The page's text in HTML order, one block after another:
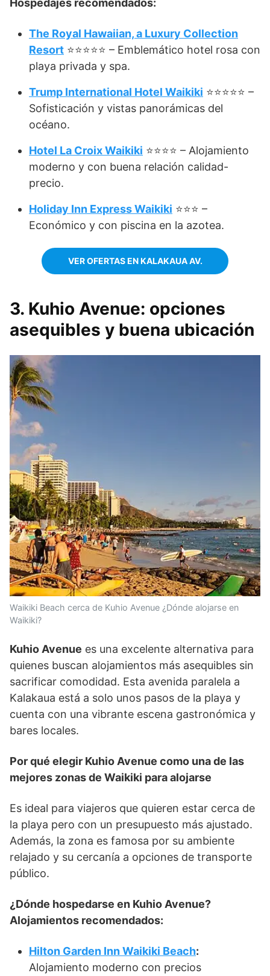
Hospedajes recomendados:
The Royal Hawaiian, a Luxury Collection
Resort ⭐⭐⭐⭐⭐ – Emblemático hotel rosa con
playa privada y spa.
Trump International Hotel Waikiki ⭐⭐⭐⭐⭐ –
Sofisticación y vistas panorámicas del
océano.
Hotel La Croix Waikiki ⭐⭐⭐⭐ – Alojamiento
moderno y con buena relación calidad-
precio.
Holiday Inn Express Waikiki ⭐⭐⭐ –
Económico y con piscina en la azotea.
VER OFERTAS EN KALAKAUA AV.
3. Kuhio Avenue: opciones
asequibles y buena ubicación
Waikiki Beach cerca de Kuhio Avenue ¿Dónde alojarse en
Waikiki?
Kuhio Avenue es una excelente alternativa para
quienes buscan alojamientos más asequibles sin
sacrificar comodidad. Esta avenida paralela a
Kalakaua está a solo unos pasos de la playa y
cuenta con una vibrante escena gastronómica y
bares locales.
Por qué elegir Kuhio Avenue como una de las
mejores zonas de Waikiki para alojarse
Es ideal para viajeros que quieren estar cerca de
la playa pero con un presupuesto más ajustado.
Además, la zona es famosa por su ambiente
relajado y su cercanía a opciones de transporte
público.
¿Dónde hospedarse en Kuhio Avenue?
Alojamientos recomendados:
Hilton Garden Inn Waikiki Beach:
Alojamiento moderno con precios